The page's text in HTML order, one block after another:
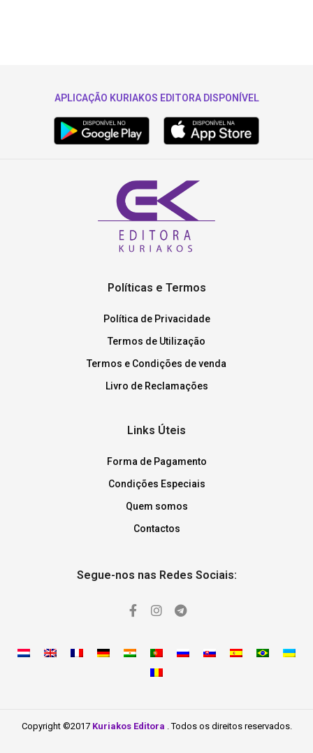
APLICAÇÃO KURIAKOS EDITORA DISPONÍVEL
Políticas e Termos
Política de Privacidade
Termos de Utilização
Termos e Condições de venda
Livro de Reclamações
Links Úteis
Forma de Pagamento
Condições Especiais
Quem somos
Contactos
Segue-nos nas Redes Sociais:
Copyright ©2017 Kuriakos Editora . Todos os direitos reservados.